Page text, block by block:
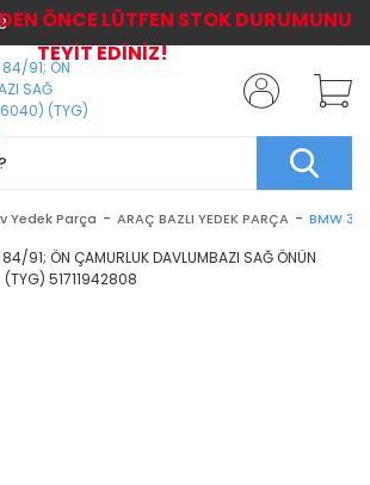
Yedek Parça ARAÇ BAZLI YEDEK PARÇA BMW 3
ÖNCE LÜTFEN STOK DURUMUNU
TEYİT EDİNİZ!